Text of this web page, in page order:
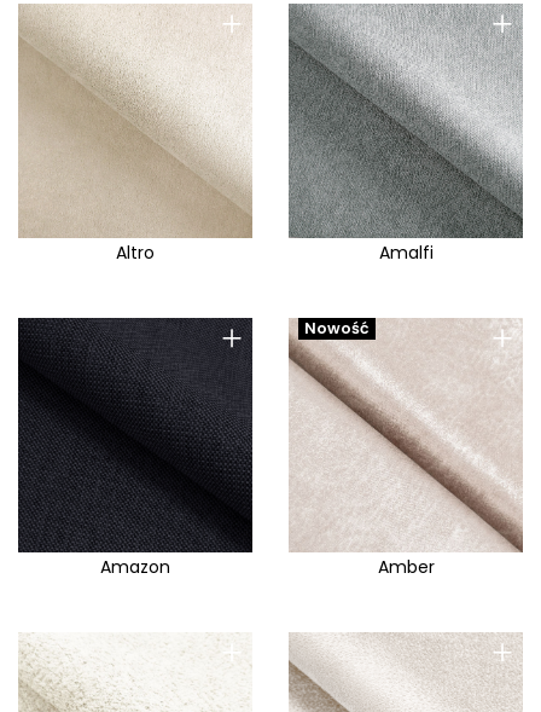
+
Altro
+
Amalfi
+
Amazon
+
Nowość
Amber
+ +